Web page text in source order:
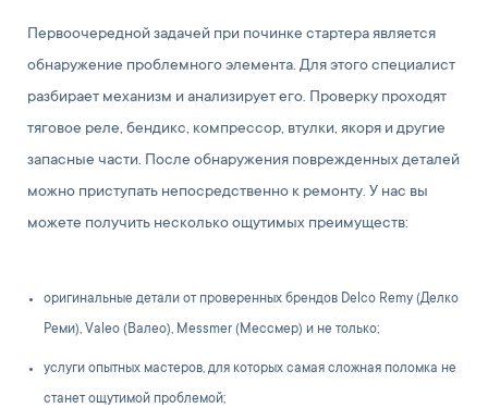
Первоочередной задачей при починке стартера является
обнаружение проблемного элемента. Для этого специалист
разбирает механизм и анализирует его. Проверку проходят
тяговое реле, бендикс, компрессор, втулки, якоря и другие
запасные части. После обнаружения поврежденных деталей
можно приступать непосредственно к ремонту. У нас вы
можете получить несколько ощутимых преимуществ:
оригинальные детали от проверенных брендов Delco Remy (Делко
Реми), Valeo (Валео), Messmer (Мессмер) и не только;
услуги опытных мастеров, для которых самая сложная поломка не
станет ощутимой проблемой;